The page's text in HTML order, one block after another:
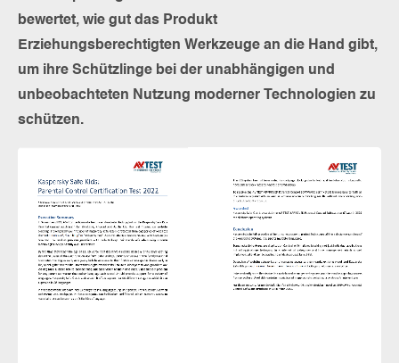
bewertet, wie gut das Produkt
Erziehungsberechtigten Werkzeuge an die Hand gibt,
um ihre Schützlinge bei der unabhängigen und
unbeobachteten Nutzung moderner Technologien zu
schützen.